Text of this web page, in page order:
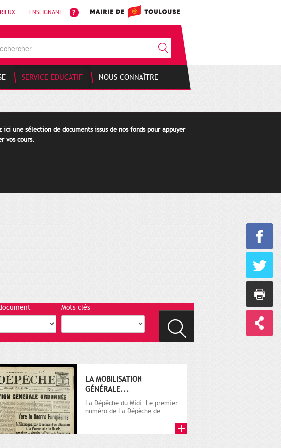
ENSEIGNANT
SERVICE ÉDUCATIF NOUS CONNAÎTRE
ici une sélection de documents issus de nos fonds pour appuyer
vos cours.
Mots clés
LA MOBILISATION
GÉNÉRALE...
La Dépêche du Midi. Le premier
numéro de La Dépêche de